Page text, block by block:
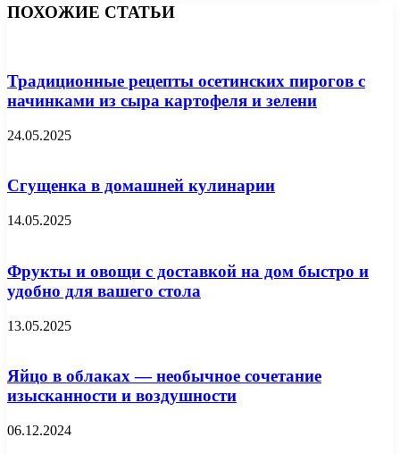
ПОХОЖИЕ СТАТЬИ
Традиционные рецепты осетинских пирогов с
начинками из сыра картофеля и зелени
24.05.2025
Сгущенка в домашней кулинарии
14.05.2025
Фрукты и овощи с доставкой на дом быстро и
удобно для вашего стола
13.05.2025
Яйцо в облаках — необычное сочетание
изысканности и воздушности
06.12.2024